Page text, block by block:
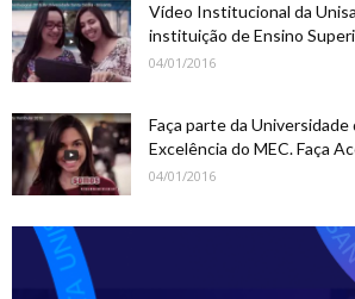
Vídeo Institucional da
instituição de Ensino
04/01/2016
Faça parte da
Excelência do MEC. Faça
04/01/2016